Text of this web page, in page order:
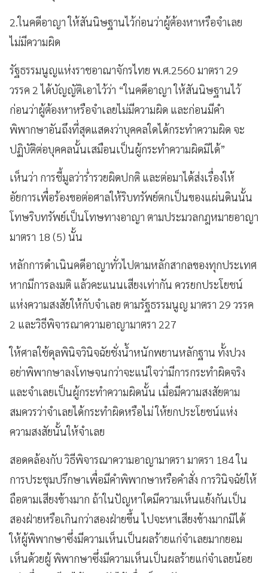
2.ในคดีอาญา ให้สันนิษฐานไว้ก่อนว่าผู้ต้องหาหรือจําเลย
ไม่มีความผิด
รัฐธรรมนูญแห่งราชอาณาจักรไทย พ.ศ.2560 มาตรา 29
วรรค 2 ได้บัญญัติเอาไว้ว่า “ในคดีอาญา ให้สันนิษฐานไว้
ก่อนว่าผู้ต้องหาหรือจําเลยไม่มีความผิด และก่อนมีคํา
พิพากษาอันถึงที่สุดแสดงว่าบุคคลใดได้กระทำความผิด จะ
ปฏิบัติต่อบุคคลนั้นเสมือนเป็นผู้กระทำความผิดมิได้”
เห็นว่า การชี้มูลว่าร่ำรวยผิดปกติ และต่อมาได้ส่งเรื่องให้
อัยการเพื่อร้องขอต่อศาลให้ริบทรัพย์ตกเป็นของแผ่นดินนั้น
โทษริบทรัพย์เป็นโทษทางอาญา ตามประมวลกฎหมายอาญา
มาตรา 18 (5) นั้น
หลักการดำเนินคดีอาญาทั่วไปตามหลักสากลของทุกประเทศ
หากมีการลงมติ แล้วคะแนนเสียงเท่ากัน ควรยกประโยชน์
แห่งความสงสัยให้กับจำเลย ตามรัฐธรรมนูญ มาตรา 29 วรรค
2 และวิธีพิจารณาความอาญามาตรา 227
ให้ศาลใช้ดุลพินิจวินิจฉัยชั่งน้ำหนักพยานหลักฐาน ทั้งปวง
อย่าพิพากษาลงโทษจนกว่าจะแน่ใจว่ามีการกระทำผิดจริง
และจำเลยเป็นผู้กระทำความผิดนั้น เมื่อมีความสงสัยตาม
สมควรว่าจำเลยได้กระทำผิดหรือไม่ ให้ยกประโยชน์แห่ง
ความสงสัยนั้นให้จำเลย
สอดคล้องกับ วิธีพิจารณาความอาญามาตรา มาตรา 184 ใน
การประชุมปรึกษาเพื่อมีคําพิพากษาหรือคำสั่ง การวินิจฉัยให้
ถือตามเสียงข้างมาก ถ้าในปัญหาใดมีความเห็นแย้งกันเป็น
สองฝ่ายหรือเกินกว่าสองฝ่ายขึ้น ไปจะหาเสียงข้างมากมิได้
ให้ผู้พิพากษาซึ่งมีความเห็นเป็นผลร้ายแก่จําเลยมากยอม
เห็นด้วยผู้ พิพากษาซึ่งมีความเห็นเป็นผลร้ายแก่จําเลยน้อย